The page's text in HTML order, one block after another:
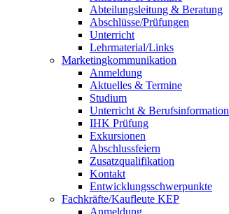
Abteilungsleitung & Beratung
Abschlüsse/Prüfungen
Unterricht
Lehrmaterial/Links
Marketingkommunikation
Anmeldung
Aktuelles & Termine
Studium
Unterricht & Berufsinformation
IHK Prüfung
Exkursionen
Abschlussfeiern
Zusatzqualifikation
Kontakt
Entwicklungsschwerpunkte
Fachkräfte/Kaufleute KEP
Anmeldung